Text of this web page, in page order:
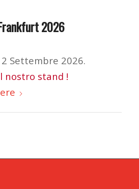
2026
Settembre 2026.
nostro stand !